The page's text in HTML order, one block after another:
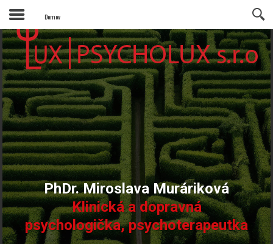
Domov
PhDr. Miroslava Muráriková
Klinická a dopravná
psychologička, psychoterapeutka